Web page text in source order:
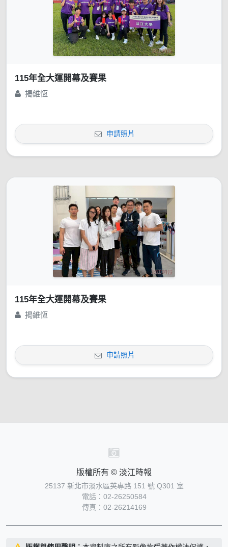
115年全大運開幕及賽果
揭維恆
申請照片
115年全大運開幕及賽果
揭維恆
申請照片
版權所有 © 淡江時報
25137 新北市淡水區英專路 151 號 Q301 室
電話：02-26250584
傳真：02-26214169